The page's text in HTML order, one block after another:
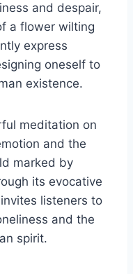
and despair,
a flower wilting
express
oneself to
existence.
meditation on
and the
marked by
its evocative
listeners to
and the
spirit.